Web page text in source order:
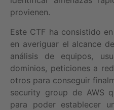
provienen.
Este CTF ha consistido
en averiguar el alcance
análisis de equipos,
dominios, peticiones a
otros para conseguir
security group de AWS
para poder establecer